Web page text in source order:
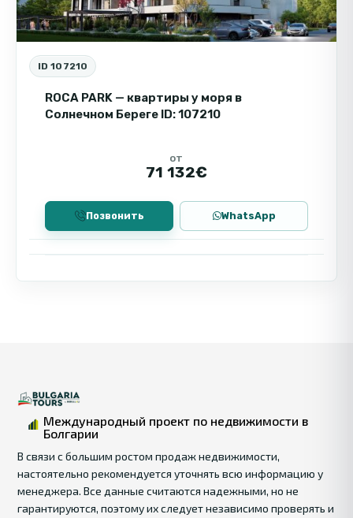
ID 107210
ROCA PARK — квартиры у моря в
Солнечном Береге ID: 107210
от
71 132€
Позвонить WhatsApp
Международный проект по недвижимости в
Болгарии
В связи с большим ростом продаж недвижимости,
настоятельно рекомендуется уточнять всю информацию у
менеджера. Все данные считаются надежными, но не
гарантируются, поэтому их следует независимо проверять и